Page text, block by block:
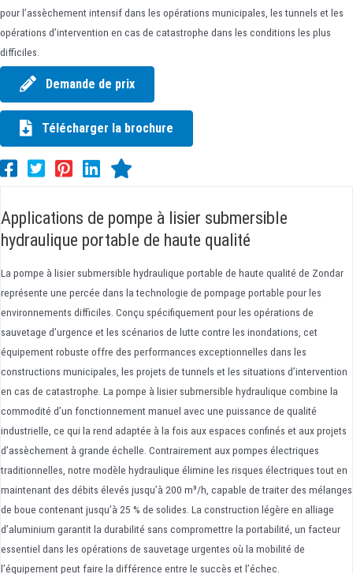
pour l’assèchement intensif dans les opérations municipales, les tunnels et les
opérations d’intervention en cas de catastrophe dans les conditions les plus
difficiles.
Demande de prix
Télécharger la brochure
Applications de pompe à lisier submersible
hydraulique portable de haute qualité
La pompe à lisier submersible hydraulique portable de haute qualité de Zondar
représente une percée dans la technologie de pompage portable pour les
environnements difficiles. Conçu spécifiquement pour les opérations de
sauvetage d’urgence et les scénarios de lutte contre les inondations, cet
équipement robuste offre des performances exceptionnelles dans les
constructions municipales, les projets de tunnels et les situations d’intervention
en cas de catastrophe. La pompe à lisier submersible hydraulique combine la
commodité d’un fonctionnement manuel avec une puissance de qualité
industrielle, ce qui la rend adaptée à la fois aux espaces confinés et aux projets
d’assèchement à grande échelle. Contrairement aux pompes électriques
traditionnelles, notre modèle hydraulique élimine les risques électriques tout en
maintenant des débits élevés jusqu’à 200 m³/h, capable de traiter des mélanges
de boue contenant jusqu’à 25 % de solides. La construction légère en alliage
d’aluminium garantit la durabilité sans compromettre la portabilité, un facteur
essentiel dans les opérations de sauvetage urgentes où la mobilité de
l’équipement peut faire la différence entre le succès et l’échec.